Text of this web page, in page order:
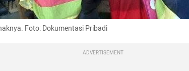
Foto: Dokumentasi Pribadi
ADVERTISEMENT